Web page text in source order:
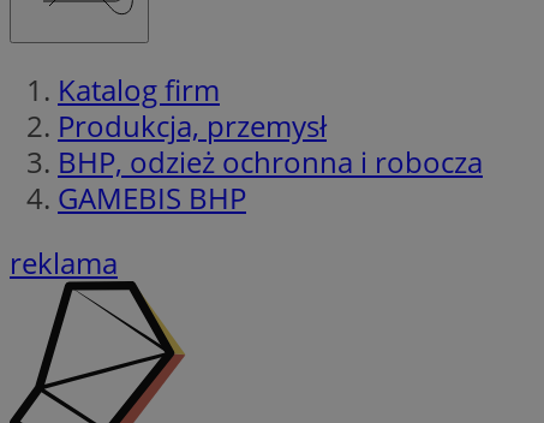
Katalog firm
Produkcja, przemysł
BHP, odzież ochronna i robocza
GAMEBIS BHP
reklama